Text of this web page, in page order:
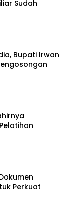
Sudah
Bupati Irwan
Perkuat